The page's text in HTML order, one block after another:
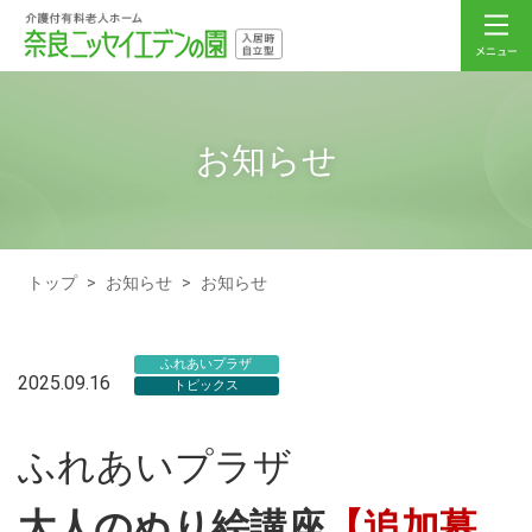
お知らせ
トップ > お知らせ > お知らせ
2025.09.16
ふれあいプラザ
トピックス
ふれあいプラザ